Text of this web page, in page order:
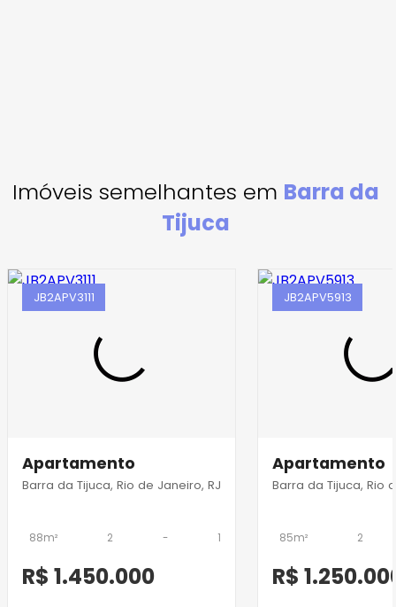
Imóveis semelhantes em Barra da
Tijuca
JB2APV3111
Apartamento
Barra da Tijuca, Rio de Janeiro, RJ
88m² 2 - 1
R$ 1.450.000
JB2APV5913
Apartamento
Barra da Tijuca, Rio
85m² 2
R$